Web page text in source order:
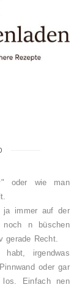
oder wie man
immer auf der
n büschen
gerade Recht.
irgendwas
oder gar
Einfach nen